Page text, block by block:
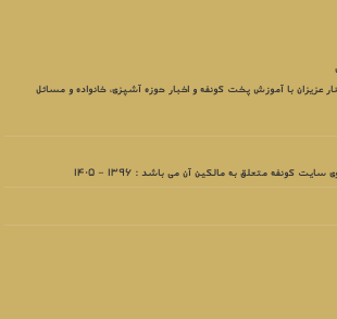
عزیزان با آموزش پخت کونفه و اخبار حوزه آشپزی، خانواده و مسائل